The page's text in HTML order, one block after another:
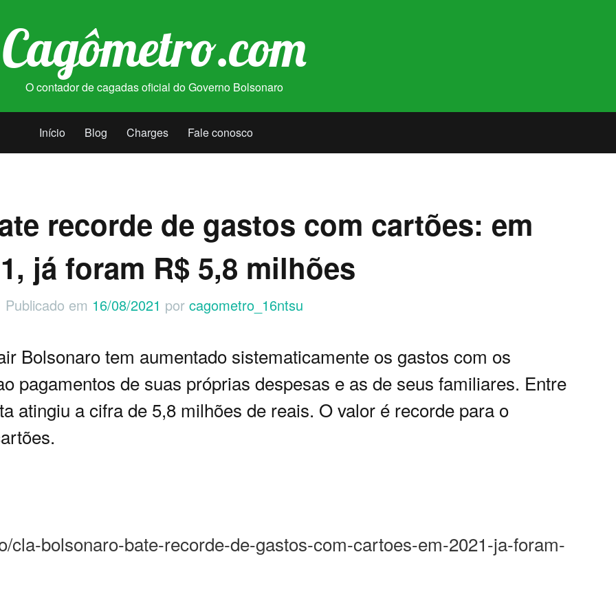
Cagômetro.com
O contador de cagadas oficial do Governo Bolsonaro
Início Blog Charges Fale conosco
recorde de gastos com cartões: em
já foram R$ 5,8 milhões
Publicado em 16/08/2021 por cagometro_16ntsu
Bolsonaro tem aumentado sistematicamente os gastos com os
pagamentos de suas próprias despesas e as de seus familiares. Entre
atingiu a cifra de 5,8 milhões de reais. O valor é recorde para o
cla-bolsonaro-bate-recorde-de-gastos-com-cartoes-em-2021-ja-foram-